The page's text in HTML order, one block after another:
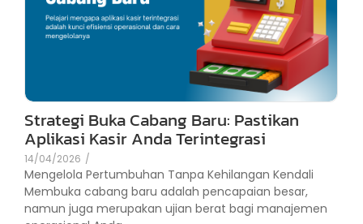
Strategi Buka Cabang Baru: Pastikan
Aplikasi Kasir Anda Terintegrasi
14/04/2026 /
Mengelola Pertumbuhan Tanpa Kehilangan Kendali
Membuka cabang baru adalah pencapaian besar,
namun juga merupakan ujian berat bagi manajemen